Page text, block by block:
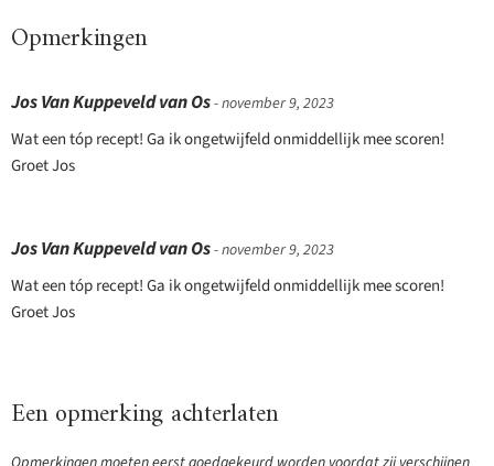
Opmerkingen
Jos Van Kuppeveld van Os- november 9, 2023
Wat een tóp recept! Ga ik ongetwijfeld onmiddellijk mee scoren!
Groet Jos
Jos Van Kuppeveld van Os- november 9, 2023
Wat een tóp recept! Ga ik ongetwijfeld onmiddellijk mee scoren!
Groet Jos
Een opmerking achterlaten